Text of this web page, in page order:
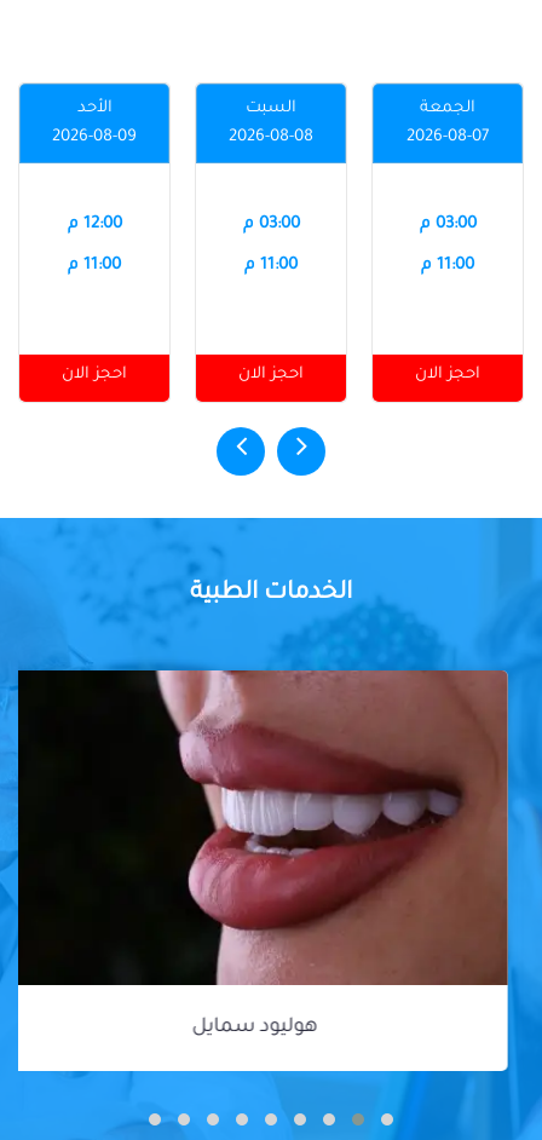
الجمعة
2026-08-07
03:00 م
11:00 م
احجز الان
السبت
2026-08-08
03:00 م
11:00 م
احجز الان
الأحد
2026-08-09
12:00 م
11:00 م
احجز الان
الخدمات الطبية
هوليود سمايل